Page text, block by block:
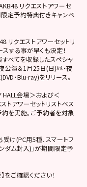
リクエストアワーセ
限定予約特典付きキャンペ
リクエストアワーセットリ
する事が早くも決定！
べてを収録したスペシャ
公演＆1月25日(日)昼・夜
・Blu-ray)をリリース。
HALL会場＞および＜
トアワーセットリストベス
を実施。ご予約者を対象
け(PC用5種、スマートフ
ダム封入)」が期間限定予
をご確認ください！